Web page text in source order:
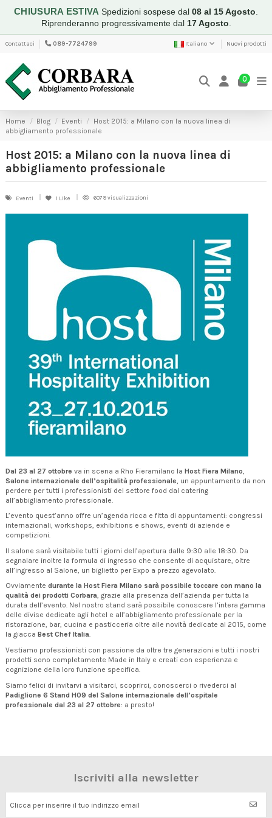
CHIUSURA ESTIVA Spedizioni sospese dal 08 al 15 Agosto
Riprenderanno progressivamente dal 17 Agosto
Contattaci 089-7724799 Italiano Nuovi prodotti
0
Home Blog Eventi
Host 2015: a Milano con la nuova linea di
abbigliamento professionale
Host 2015: a Milano con la nuova linea di
abbigliamento professionale
Eventi 1 Like 6079 visualizzazioni
Dal 23 al 27 ottobre va in scena a Rho Fieramilano la Host Fiera Milano
Salone internazionale dell’ospitalità professionale , un appuntamento da non
perdere per tutti i professionisti del settore food dal catering
all’abbigliamento professionale.
L’evento quest’anno offre un’agenda ricca e fitta di appuntamenti: congressi
internazionali, workshops, exhibitions e shows, eventi di aziende e
competizioni.
Il salone sarà visitabile tutti i giorni dell’apertura dalle 9:30 alle 18:30. Da
segnalare inoltre la formula di ingresso che consente di acquistare, oltre
all’ingresso al Salone, un biglietto per Expo a prezzo agevolato.
Ovviamente durante la Host Fiera Milano sarà possibile toccare con mano la
qualità dei prodotti Corbara, grazie alla presenza dell’azienda per tutta la
durata dell’evento. Nel nostro stand sarà possibile conoscere l’intera gamma
delle divise dedicate agli hotel e all’abbigliamento professionale per la
ristorazione, bar, cucina e pasticceria oltre alle novità dedicate al 2015, come
la giacca Best Chef Italia.
Vestiamo professionisti con passione da oltre tre generazioni e tutti i nostri
prodotti sono completamente Made in Italy e creati con esperienza e
cognizione della loro funzione specifica.
Siamo felici di invitarvi a visitarci, scoprirci, conoscerci o rivederci al
Padiglione 6 Stand H09 del Salone internazionale dell’ospitale
professionale dal 23 al 27 ottobre: a presto!
Iscriviti alla newsletter
Clicca per inserire il tuo indirizzo email